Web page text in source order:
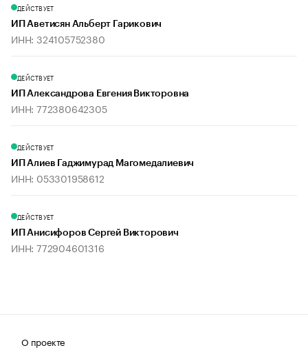
ДЕЙСТВУЕТ
ИП Аветисян Альберт Гарикович
ИНН: 324105752380
ДЕЙСТВУЕТ
ИП Александрова Евгения Викторовна
ИНН: 772380642305
ДЕЙСТВУЕТ
ИП Алиев Гаджимурад Магомедалиевич
ИНН: 053301958612
ДЕЙСТВУЕТ
ИП Анисифоров Сергей Викторович
ИНН: 772904601316
О проекте